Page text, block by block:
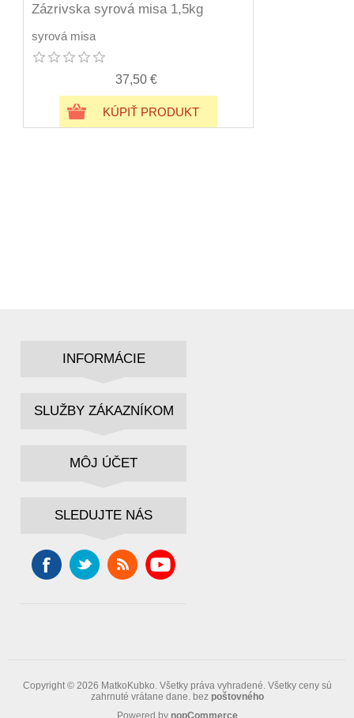
Zázrivska syrová misa 1,5kg
syrová misa
37,50 €
KÚPIŤ PRODUKT
INFORMÁCIE
SLUŽBY ZÁKAZNÍKOM
MÔJ ÚČET
SLEDUJTE NÁS
Copyright © 2026 MatkoKubko. Všetky práva vyhradené. Všetky ceny sú
zahrnuté vrátane dane. bez poštovného